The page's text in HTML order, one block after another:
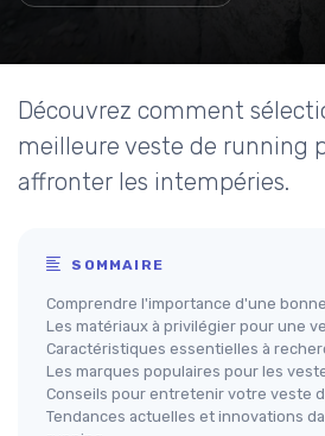
Découvrez comment
meilleure veste de running
affronter les intempéries.
SOMMAIRE
Comprendre l'importance d'une
Les matériaux à privilégier pour une
Caractéristiques essentielles à
Les marques populaires pour les
Conseils pour entretenir votre veste
Tendances actuelles et innovations